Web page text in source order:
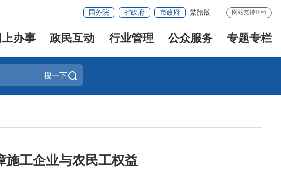
国务院 省政府 市政府 繁體版 网站支持IPv6
上办事 政民互动 行业管理 公众服务 专题专栏
搜一下
施工企业与农民工权益